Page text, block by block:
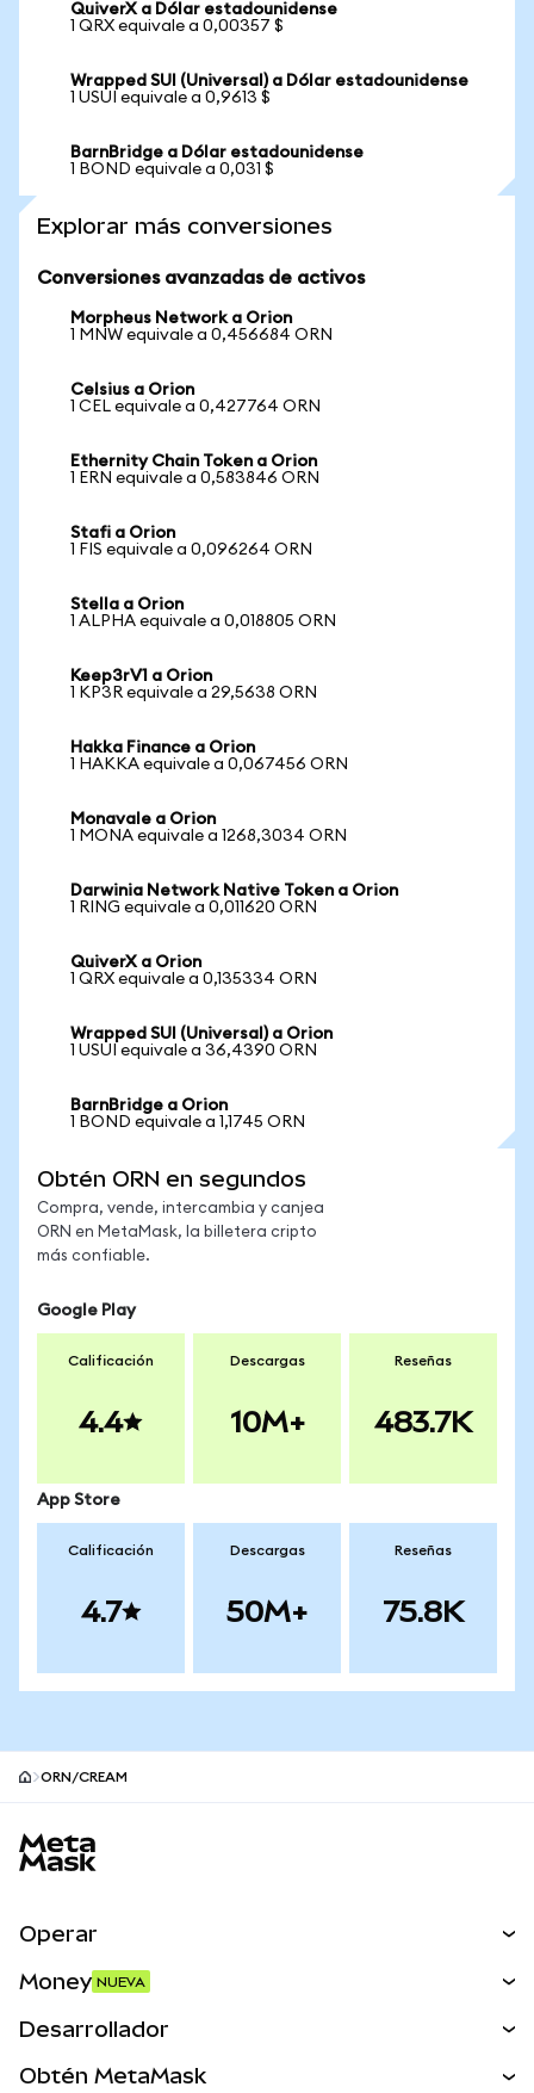
QuiverX a Dólar estadounidense
1 QRX equivale a 0,00357 $
Wrapped SUI (Universal) a Dólar estadounidense
1 USUI equivale a 0,9613 $
BarnBridge a Dólar estadounidense
1 BOND equivale a 0,031 $
Explorar más conversiones
Conversiones avanzadas de activos
Morpheus Network a Orion
1 MNW equivale a 0,456684 ORN
Celsius a Orion
1 CEL equivale a 0,427764 ORN
Ethernity Chain Token a Orion
1 ERN equivale a 0,583846 ORN
Stafi a Orion
1 FIS equivale a 0,096264 ORN
Stella a Orion
1 ALPHA equivale a 0,018805 ORN
Keep3rV1 a Orion
1 KP3R equivale a 29,5638 ORN
Hakka Finance a Orion
1 HAKKA equivale a 0,067456 ORN
Monavale a Orion
1 MONA equivale a 1268,3034 ORN
Darwinia Network Native Token a Orion
1 RING equivale a 0,011620 ORN
QuiverX a Orion
1 QRX equivale a 0,135334 ORN
Wrapped SUI (Universal) a Orion
1 USUI equivale a 36,4390 ORN
BarnBridge a Orion
1 BOND equivale a 1,1745 ORN
Obtén ORN en segundos
Compra, vende, intercambia y canjea
ORN en MetaMask, la billetera cripto
más confiable.
Google Play
Calificación
4.4
Descargas
10M+
Reseñas
483.7K
App Store
Calificación
4.7
Descargas
50M+
Reseñas
75.8K
ORN/CREAM
Operar
Activos del mundo real
Money NUEVA
Desarrollador
Obtén MetaMask